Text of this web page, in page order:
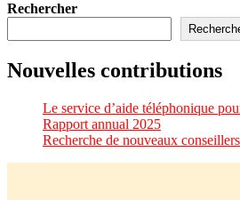
Rechercher
Nouvelles contributions
Le service d’aide téléphonique
Rapport annual 2025
Recherche de nouveaux